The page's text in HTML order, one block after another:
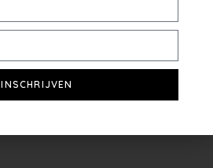
INSCHRIJVEN